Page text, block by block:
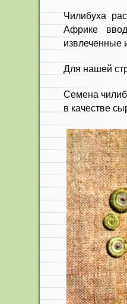
Чилибуха
Африке
извлеченные
Для нашей
Семена
в ка­честве